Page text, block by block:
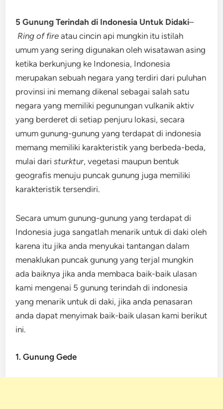
5 Gunung Terindah di Indonesia Untuk Didaki–
Ring of fire atau cincin api mungkin itu istilah
umum yang sering digunakan oleh wisatawan asing
ketika berkunjung ke Indonesia, Indonesia
merupakan sebuah negara yang terdiri dari puluhan
provinsi ini memang dikenal sebagai salah satu
negara yang memiliki pegunungan vulkanik aktiv
yang berderet di setiap penjuru lokasi, secara
umum gunung-gunung yang terdapat di indonesia
memang memiliki karakteristik yang berbeda-beda,
mulai dari sturktur, vegetasi maupun bentuk
geografis menuju puncak gunung juga memiliki
karakteristik tersendiri.
Secara umum gunung-gunung yang terdapat di
Indonesia juga sangatlah menarik untuk di daki oleh
karena itu jika anda menyukai tantangan dalam
menaklukan puncak gunung yang terjal mungkin
ada baiknya jika anda membaca baik-baik ulasan
kami mengenai 5 gunung terindah di indonesia
yang menarik untuk di daki, jika anda penasaran
anda dapat menyimak baik-baik ulasan kami berikut
ini.
1. Gunung Gede